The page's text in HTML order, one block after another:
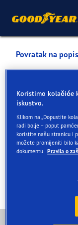
Povratak na popis
Usluge dostupne
Kontakt podaci
Koristimo kolačiće
iskustvo.
Klikom na „Dopustite
radi bolje – poput
koristite našu stranicu i
možete promijeniti bilo
dokumentu Pravila o